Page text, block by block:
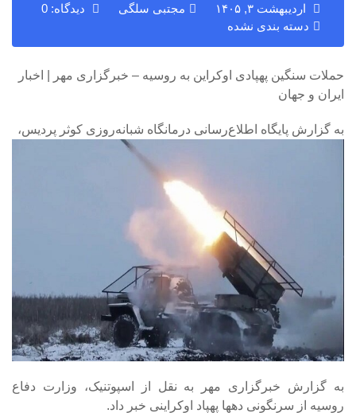
اردیبهشت ۳, ۱۴۰۵ مجتبی سلگی
دیدگاه: 0
دسته بندی نشده
حملات سنگین پهپادی اوکراین به روسیه – خبرگزاری مهر | اخبار
ایران و جهان
به گزارش پایگاه اطلاع‌رسانی درمانگاه شبانه‌روزی کوثر پردیس،
به گزارش خبرگزاری مهر به نقل از اسپوتنیک، وزارت دفاع
روسیه از سرنگونی دهها پهپاد اوکراینی خبر داد.